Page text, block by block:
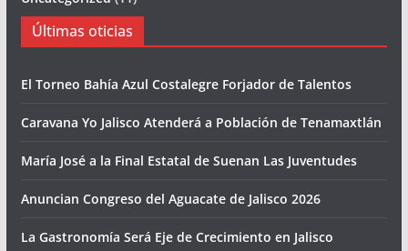
Últimas oticias
El Torneo Bahía Azul Costalegre Forjador de Talentos
Caravana Yo Jalisco Atenderá a Población de Tenamaxtlán
María José a la Final Estatal de Suenan Las Juventudes
Anuncian Congreso del Aguacate de Jalisco 2026
La Gastronomía Será Eje de Crecimiento en Jalisco